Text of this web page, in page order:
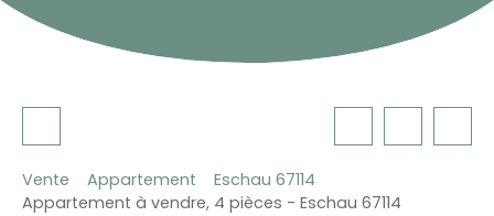
Vente Appartement
Eschau 67114
Appartement à vendre, 4 pièces - Eschau 67114